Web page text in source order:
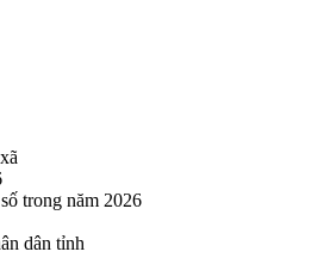
trong năm 2026
dân tỉnh